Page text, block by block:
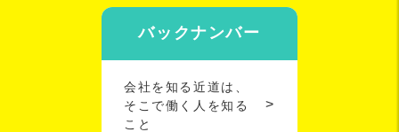
バックナンバー
会社を知る近道は、
そこで働く人を知る
こと